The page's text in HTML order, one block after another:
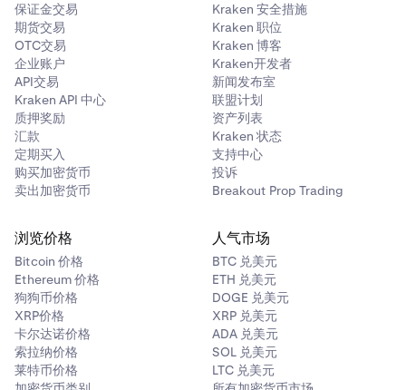
保证金交易
期货交易
OTC交易
企业账户
API交易
Kraken API 中心
质押奖励
汇款
定期买入
购买加密货币
卖出加密货币
Kraken 安全措施
Kraken 职位
Kraken 博客
Kraken开发者
新闻发布室
联盟计划
资产列表
Kraken 状态
支持中心
投诉
Breakout Prop Trading
浏览价格
Bitcoin 价格
Ethereum 价格
狗狗币价格
XRP价格
卡尔达诺价格
索拉纳价格
莱特币价格
人气市场
BTC 兑美元
ETH 兑美元
DOGE 兑美元
XRP 兑美元
ADA 兑美元
SOL 兑美元
LTC 兑美元